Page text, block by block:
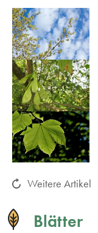
Weitere Artikel
Blätter